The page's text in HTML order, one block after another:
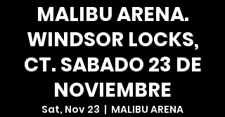
MALIBU ARENA.
WINDSOR LOCKS,
CT. SABADO 23 DE
NOVIEMBRE
Sat, Nov 23
  |
MALIBU ARENA